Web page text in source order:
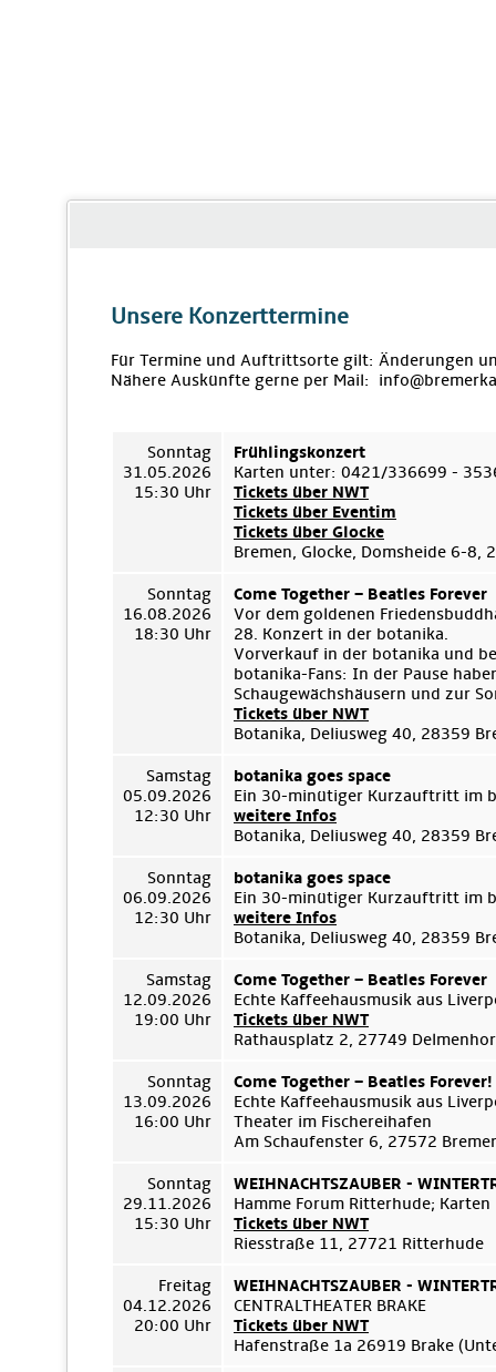
Unsere Konzerttermine
Für Termine und Auftrittsorte gilt: Änderungen
Nähere Auskünfte gerne per Mail:
Sonntag
31.05.2026
15:30 Uhr
Frühlingskonzert
Karten unter: 0421/336699 -
Tickets über NWT
Tickets über Eventim
Tickets über Glocke
Bremen, Glocke, Domsheide 6-8,
Sonntag
16.08.2026
18:30 Uhr
Come Together – Beatles Forever
Vor dem goldenen
28. Konzert in der botanika.
Vorverkauf in der botanika und
botanika-Fans: In der Pause
Schaugewächshäusern und zur
Tickets über NWT
Botanika, Deliusweg 40, 28359
Samstag
05.09.2026
12:30 Uhr
botanika goes space
Ein 30-minütiger Kurzauftritt im
weitere Infos
Botanika, Deliusweg 40, 28359
Sonntag
06.09.2026
12:30 Uhr
botanika goes space
Ein 30-minütiger Kurzauftritt im
weitere Infos
Botanika, Deliusweg 40, 28359
Samstag
12.09.2026
19:00 Uhr
Come Together – Beatles Forever
Echte Kaffeehausmusik aus
Tickets über NWT
Rathausplatz 2, 27749
Sonntag
13.09.2026
16:00 Uhr
Come Together – Beatles Forever!
Echte Kaffeehausmusik aus
Theater im Fischereihafen
Am Schaufenster 6, 27572
Sonntag
29.11.2026
15:30 Uhr
WEIHNACHTSZAUBER -
Hamme Forum Ritterhude;
Tickets über NWT
Riesstraße 11, 27721 Ritterhude
Freitag
04.12.2026
20:00 Uhr
WEIHNACHTSZAUBER -
CENTRALTHEATER BRAKE
Tickets über NWT
Hafenstraße 1a 26919 Brake